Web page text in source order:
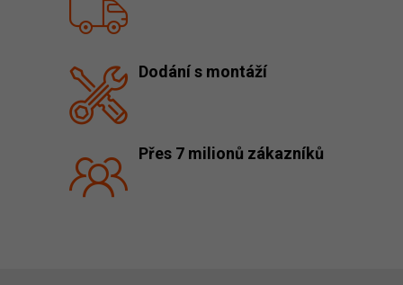
Dodání s montáží
Přes 7 milionů zákazníků